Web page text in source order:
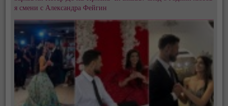
я смени с Александра Фейгин